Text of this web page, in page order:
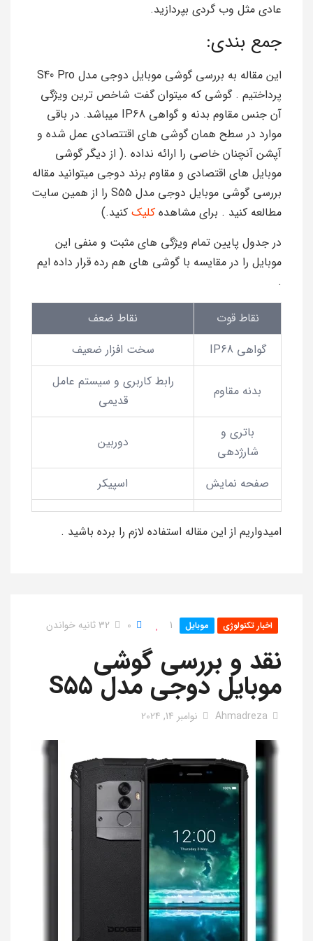
عادی مثل وب گردی بپردازید.
جمع بندی:
این مقاله به بررسی گوشی موبایل دوجی مدل S40 Pro
پرداختیم . گوشی که میتوان گفت شاخص ترین ویژگی
آن جنس مقاوم بدنه و گواهی IP68 میباشد. در باقی
موارد در سطح همان گوشی های اقتتصادی عمل شده و
آپشن آنچنان خاصی را ارائه نداده .( از دیگر گوشی
موبایل های اقتصادی و مقاوم برند دوجی میتوانید مقاله
بررسی گوشی موبایل دوجی مدل S55 را از همین سایت
مطالعه کنید . برای مشاهده کلیک کنید.)
در جدول پایین تمام ویژگی های مثبت و منفی این
موبایل را در مقایسه با گوشی های هم رده قرار داده ایم
.
نقاط قوت
نقاط ضعف
گواهی IP68
سخت افزار ضعیف
بدنه مقاوم
رابط کاربری و سیستم عامل
قدیمی
باتری و
شارژدهی
دوربین
صفحه نمایش اسپیکر
امیدواریم از این مقاله استفاده لازم را برده باشید .
اخبار تکنولوژی موبایل 1
0 32 ثانیه خواندن
نقد و بررسی گوشی
موبایل دوجی مدل S55
Ahmadreza نوامبر 14, 2024